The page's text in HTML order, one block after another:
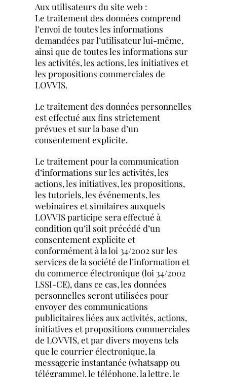
Aux utilisateurs du site web :
Le traitement des données comprend
l’envoi de toutes les informations
demandées par l’utilisateur lui-même,
ainsi que de toutes les informations sur
les activités, les actions, les initiatives et
les propositions commerciales de
LOVVIS.
Le traitement des données personnelles
est effectué aux fins strictement
prévues et sur la base d’un
consentement explicite.
Le traitement pour la communication
d’informations sur les activités, les
actions, les initiatives, les propositions,
les tutoriels, les événements, les
webinaires et similaires auxquels
LOVVIS participe sera effectué à
condition qu’il soit précédé d’un
consentement explicite et
conformément à la loi 34/2002 sur les
services de la société de l’information et
du commerce électronique (loi 34/2002
LSSI-CE), dans ce cas, les données
personnelles seront utilisées pour
envoyer des communications
publicitaires liées aux activités, actions,
initiatives et propositions commerciales
de LOVVIS, et par divers moyens tels
que le courrier électronique, la
messagerie instantanée (whatsapp ou
télégramme), le téléphone, la lettre, le